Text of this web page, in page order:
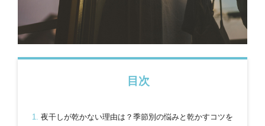
目次
夜干しが乾かない理由は？季節別の悩みと乾かすコツを